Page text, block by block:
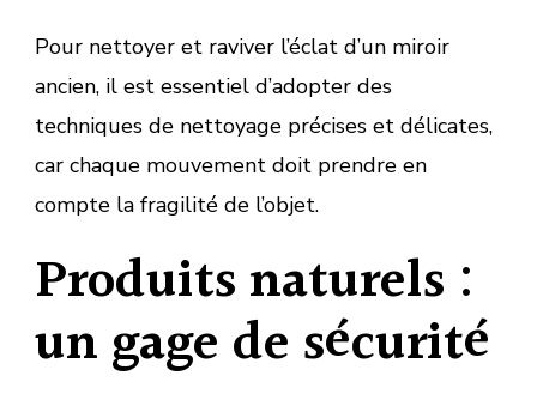
Pour nettoyer et raviver l’éclat d’un miroir
ancien, il est essentiel d’adopter des
techniques de nettoyage précises et délicates,
car chaque mouvement doit prendre en
compte la fragilité de l’objet.
Produits naturels :
un gage de sécurité